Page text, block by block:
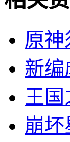
原
新编
王
崩